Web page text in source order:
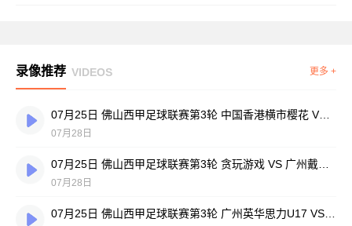
录像推荐 VIDEOS 更多 +
07月25日 佛山西甲足球联赛第3轮 中国香港横市樱花 VS 吉图省实青年 全场录像
07月28日
07月28日